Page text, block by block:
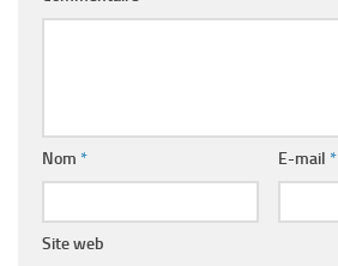
Nom * E-mail *
Site web